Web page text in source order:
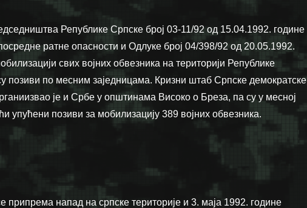
Републике Српске број 03-11/92 од 15.04.1992. године
ратне опасности и Одлуке број 04/398/92 од 20.05.1992.
свих војних обвезника на територији Републике
позиви по месним заједницама. Кризни штаб Српске демократске
је и Србе у општинама Високо о Бреза, па су у месној
упућени позиви за мобилизацију 389 војних обвезника.
припрема напад на српске територије и 3. маја 1992. године